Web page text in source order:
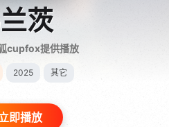
茨
cupfox提供播放
2025 其它
即播放